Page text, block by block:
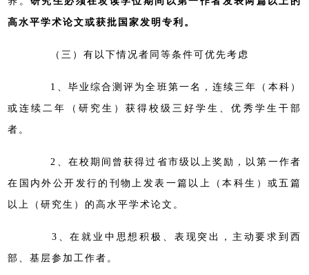
高水平学术论文或获批国家发明专利。
（三）有以下情况者同等条件可优先考虑
1、毕业综合测评为全班第一名，连续三年（本科）
或连续二年（研究生）获得校级三好学生、优秀学生干部
者。
2、在校期间曾获得过省市级以上奖励，以第一作者
在国内外公开发行的刊物上发表一篇以上（本科生）或五篇
以上（研究生）的高水平学术论文。
3、在就业中思想积极、表现突出，主动要求到西
部、基层参加工作者。